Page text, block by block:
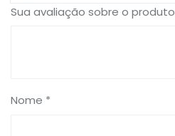
Sua avaliação sobre o produto
Nome *